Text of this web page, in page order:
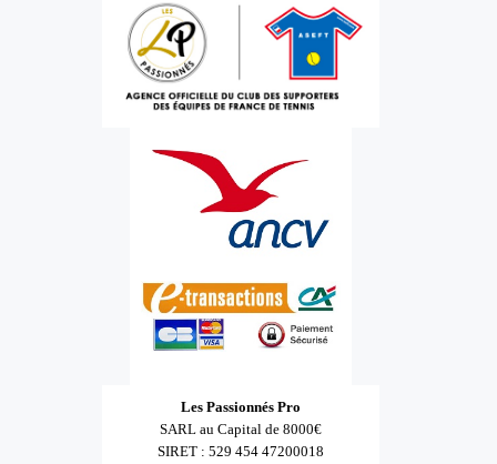
Les Passionnés Pro
SARL au Capital de 8000€
SIRET : 529 454 47200018